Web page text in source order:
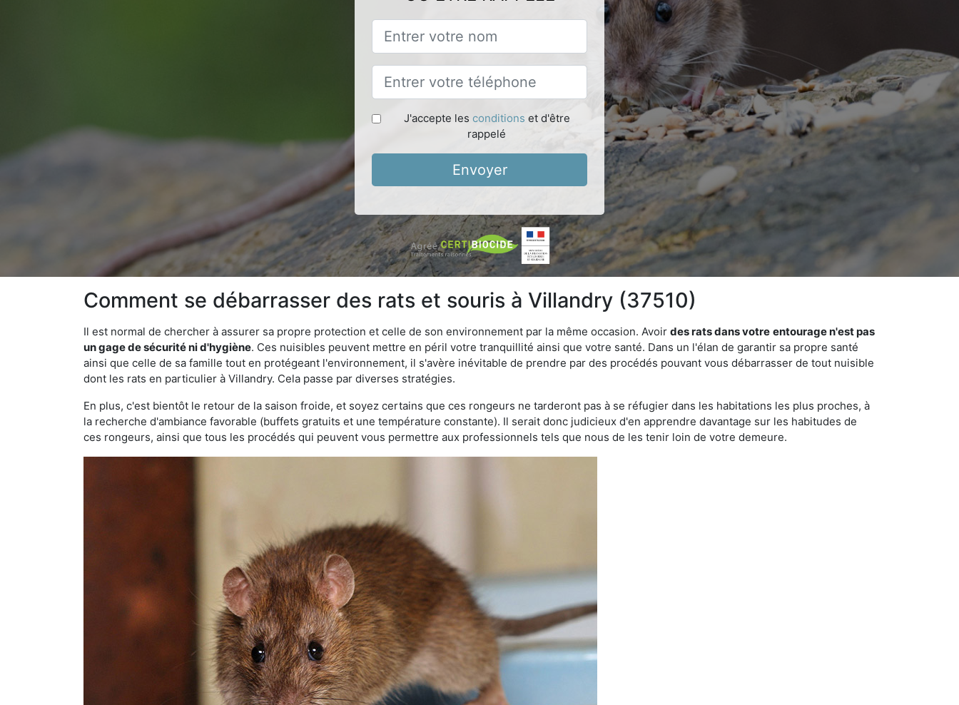
J'accepte les conditions et d'être
rappelé
Envoyer
Comment se débarrasser des rats et souris à Villandry (37510)
Il est normal de chercher à assurer sa propre protection et celle de son environnement par la même occasion. Avoir des rats dans votre entourage n'est pas
un gage de sécurité ni d'hygiène. Ces nuisibles peuvent mettre en péril votre tranquillité ainsi que votre santé. Dans un l'élan de garantir sa propre santé
ainsi que celle de sa famille tout en protégeant l'environnement, il s'avère inévitable de prendre par des procédés pouvant vous débarrasser de tout nuisible
dont les rats en particulier à Villandry. Cela passe par diverses stratégies.
En plus, c'est bientôt le retour de la saison froide, et soyez certains que ces rongeurs ne tarderont pas à se réfugier dans les habitations les plus proches, à
la recherche d'ambiance favorable (buffets gratuits et une température constante). Il serait donc judicieux d'en apprendre davantage sur les habitudes de
ces rongeurs, ainsi que tous les procédés qui peuvent vous permettre aux professionnels tels que nous de les tenir loin de votre demeure.